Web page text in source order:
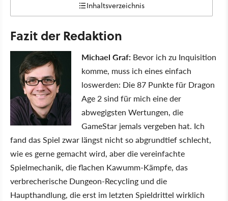
Inhaltsverzeichnis
Fazit der Redaktion
Michael Graf: Bevor ich zu Inquisition
komme, muss ich eines einfach
loswerden: Die 87 Punkte für Dragon
Age 2 sind für mich eine der
abwegigsten Wertungen, die
GameStar jemals vergeben hat. Ich
fand das Spiel zwar längst nicht so abgrundtief schlecht,
wie es gerne gemacht wird, aber die vereinfachte
Spielmechanik, die flachen Kawumm-Kämpfe, das
verbrecherische Dungeon-Recycling und die
Haupthandlung, die erst im letzten Spieldrittel wirklich